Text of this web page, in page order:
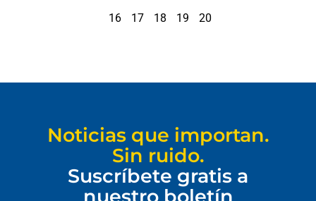
16 17 18 19 20
Noticias que importan.
Sin ruido.
Suscríbete gratis a